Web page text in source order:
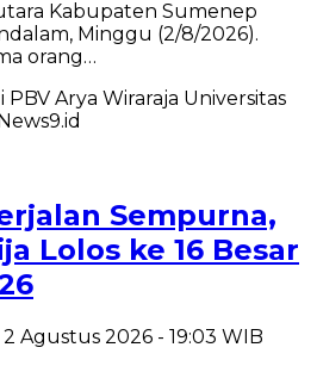
Kabupaten Sumenep
Minggu (2/8/2026).
orang…
Sempurna,
Lolos ke 16 Besar
2 Agustus 2026 - 19:03 WIB